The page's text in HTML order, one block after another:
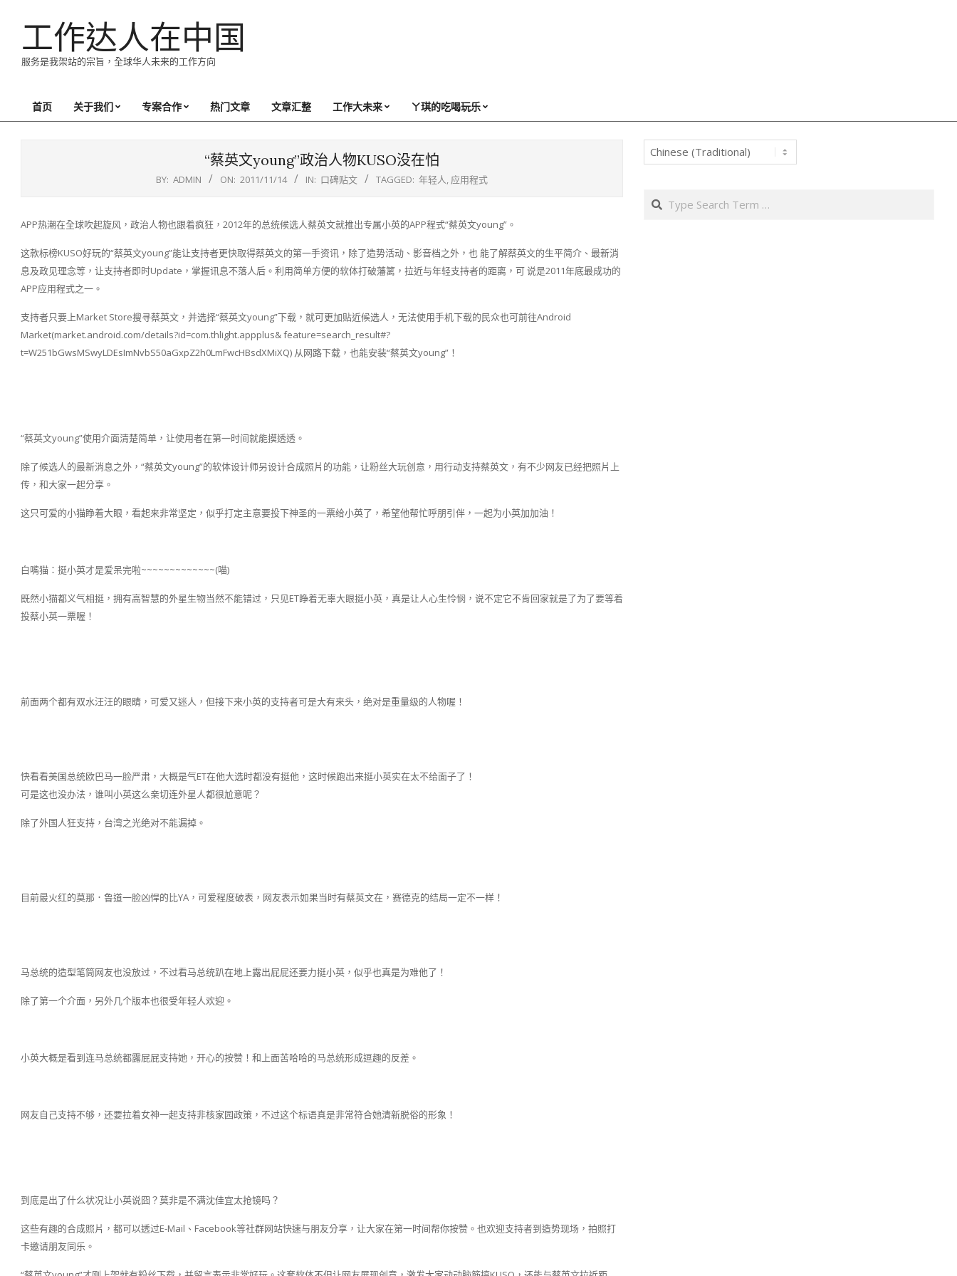
工作达人在中国
服务是我架站的宗旨，全球华人未来的工作方向
Primary
首页 关于我们 专案合作 热门文章 文章汇整 工作大未来 ㄚ琪的吃喝玩乐
“蔡英文young”政治人物KUSO没在怕
BY: ADMIN ON: 2011/11/14 IN: 口碑贴文 TAGGED: 年轻人, 应用程式
APP热潮在全球吹起旋风，政治人物也跟着疯狂，2012年的总统候选人蔡英文就推出专属小英的APP程式“蔡英文young”。
这款标榜KUSO好玩的“蔡英文young”能让支持者更快取得蔡英文的第一手资讯，除了造势活动、影音档之外，也 能了解蔡英文的生平简介、最新消
息及政见理念等，让支持者即时Update，掌握讯息不落人后。利用简单方便的软体打破藩篱，拉近与年轻支持者的距离，可 说是2011年底最成功的
APP应用程式之一。
支持者只要上Market Store搜寻蔡英文，并选择“蔡英文young”下载，就可更加贴近候选人，无法使用手机下载的民众也可前往Android
Market(market.android.com/details?id=com.thlight.appplus& feature=search_result#?
t=W251bGwsMSwyLDEsImNvbS50aGxpZ2h0LmFwcHBsdXMiXQ) 从网路下载，也能安装“蔡英文young”！
“蔡英文young”使用介面清楚简单，让使用者在第一时间就能摸透透。
除了候选人的最新消息之外，“蔡英文young”的软体设计师另设计合成照片的功能，让粉丝大玩创意，用行动支持蔡英文，有不少网友已经把照片上
传，和大家一起分享。
这只可爱的小猫睁着大眼，看起来非常坚定，似乎打定主意要投下神圣的一票给小英了，希望他帮忙呼朋引伴，一起为小英加加油！
白嘴猫：挺小英才是爱呆完啦~~~~~~~~~~~~~(喵)
既然小猫都义气相挺，拥有高智慧的外星生物当然不能错过，只见ET睁着无辜大眼挺小英，真是让人心生怜悯，说不定它不肯回家就是了为了要等着
投蔡小英一票喔！
前面两个都有双水汪汪的眼睛，可爱又迷人，但接下来小英的支持者可是大有来头，绝对是重量级的人物喔！
快看看美国总统欧巴马一脸严肃，大概是气ET在他大选时都没有挺他，这时候跑出来挺小英实在太不给面子了！
可是这也没办法，谁叫小英这么亲切连外星人都很尬意呢？
除了外国人狂支持，台湾之光绝对不能漏掉。
目前最火红的莫那．鲁道一脸凶悍的比YA，可爱程度破表，网友表示如果当时有蔡英文在，赛德克的结局一定不一样！
马总统的造型笔筒网友也没放过，不过看马总统趴在地上露出屁屁还要力挺小英，似乎也真是为难他了！
除了第一个介面，另外几个版本也很受年轻人欢迎。
小英大概是看到连马总统都露屁屁支持她，开心的按赞！和上面苦哈哈的马总统形成逗趣的反差。
网友自己支持不够，还要拉着女神一起支持非核家园政策，不过这个标语真是非常符合她清新脱俗的形象！
到底是出了什么状况让小英说囧？莫非是不满沈佳宜太抢镜吗？
这些有趣的合成照片，都可以透过E-Mail、Facebook等社群网站快速与朋友分享，让大家在第一时间帮你按赞。也欢迎支持者到造势现场，拍照打
卡邀请朋友同乐。
Search